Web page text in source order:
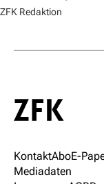
ZFK Redaktion
KontaktAboE-
Mediadaten